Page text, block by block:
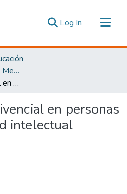
Log In (current)
Maestría en Educación, Mención Innovación y Liderazgo Educativo
El aprendizaje vivencial en personas con discapacidad intelectual
en personas
intelectual